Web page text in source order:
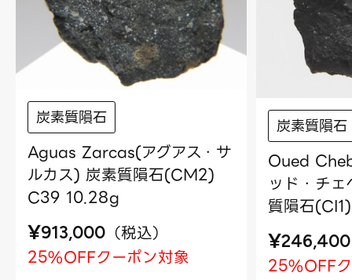
炭素質隕石
Aguas Zarcas(アグアス・サ
ルカス) 炭素質隕石(CM2)
C39 10.28g
¥913,000 （税込）
25%OFFクーポン対象
炭素質隕石
Oued
ッド・チ
質隕石
¥246,400
25%OFF